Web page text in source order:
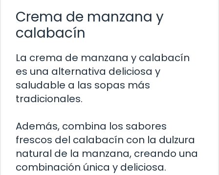
Crema de manzana y
calabacín
La crema de manzana y calabacín
es una alternativa deliciosa y
saludable a las sopas más
tradicionales.
Además, combina los sabores
frescos del calabacín con la dulzura
natural de la manzana, creando una
combinación única y deliciosa.